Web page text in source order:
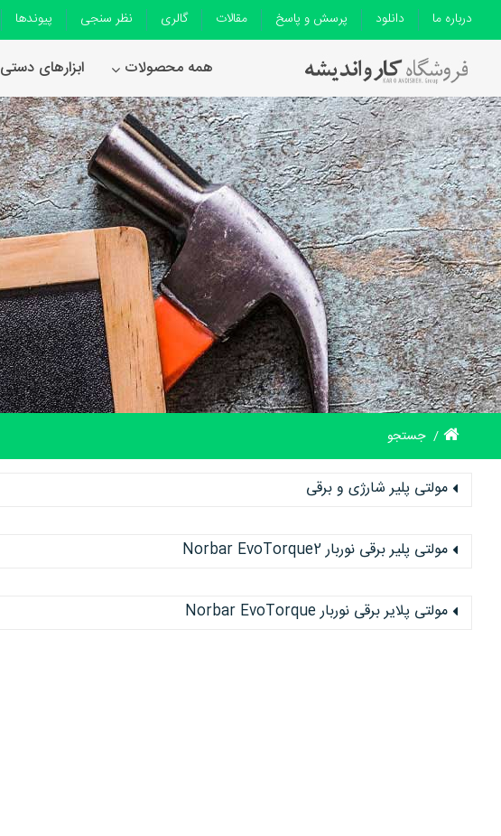
همه محصولات ابزارهای دستی
درباره ما دانلود پرسش و پاسخ مقالات گالری نظر سنجی پیوندها
جستجو
مولتی پلیر شارژی و برقی
مولتی پلیر برقی نوربار Norbar EvoTorque2
مولتی پلایر برقی نوربار Norbar EvoTorque